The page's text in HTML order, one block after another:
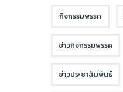
กิจกรรมพรรค
ข่าวกิจกรรมพรรค
ข่าวประชาสัมพันธ์